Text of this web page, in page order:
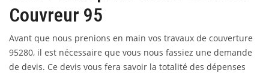
Couvreur 95
Avant que nous prenions en main vos travaux de couverture
95280, il est nécessaire que vous nous fassiez une demande
de devis. Ce devis vous fera savoir la totalité des dépenses